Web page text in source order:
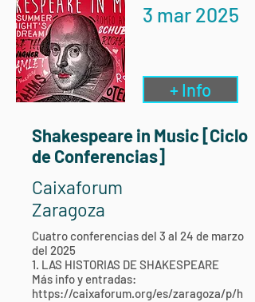
3 mar 2025
+ Info
Shakespeare in Music [Ciclo
de Conferencias]
Caixaforum
Zaragoza
Cuatro conferencias del 3 al 24 de marzo
del 2025
1. LAS HISTORIAS DE SHAKESPEARE
Más info y entradas:
https://caixaforum.org/es/zaragoza/p/h